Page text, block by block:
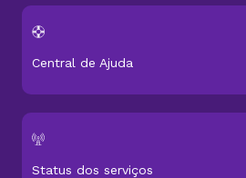
Central de Ajuda
Status dos serviços